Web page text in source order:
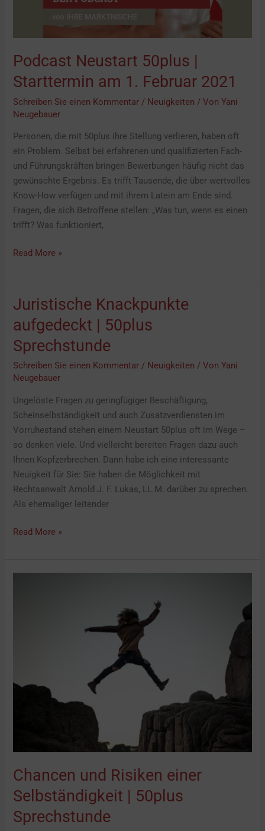
Podcast Neustart 50plus |
Starttermin am 1. Februar 2021
Schreiben Sie einen Kommentar / Neuigkeiten / VonYani
Neugebauer
Personen, die mit 50plus ihre Stellung verlieren, haben oft
ein Problem. Selbst bei erfahrenen und qualifizierten Fach-
und Führungskräften bringen Bewerbungen häufig nicht das
gewünschte Ergebnis. Es trifft Tausende, die über wertvolles
Know-How verfügen und mit ihrem Latein am Ende sind.
Fragen, die sich Betroffene stellen: „Was tun, wenn es einen
trifft? Was funktioniert,
Read More »
Juristische Knackpunkte
aufgedeckt | 50plus
Sprechstunde
Schreiben Sie einen Kommentar / Neuigkeiten / VonYani
Neugebauer
Ungelöste Fragen zu geringfügiger Beschäftigung,
Scheinselbständigkeit und auch Zusatzverdiensten im
Vorruhestand stehen einem Neustart 50plus oft im Wege –
so denken viele. Und vielleicht bereiten Fragen dazu auch
Ihnen Kopfzerbrechen. Dann habe ich eine interessante
Neuigkeit für Sie: Sie haben die Möglichkeit mit
Rechtsanwalt Arnold J. F. Lukas, LL.M. darüber zu sprechen.
Als ehemaliger leitender
Juristische
Knackpunkte
aufgedeckt
|
50plus
Sprechstunde
Read More »
Chancen und Risiken einer
Selbständigkeit | 50plus
Sprechstunde
Sprechstunde